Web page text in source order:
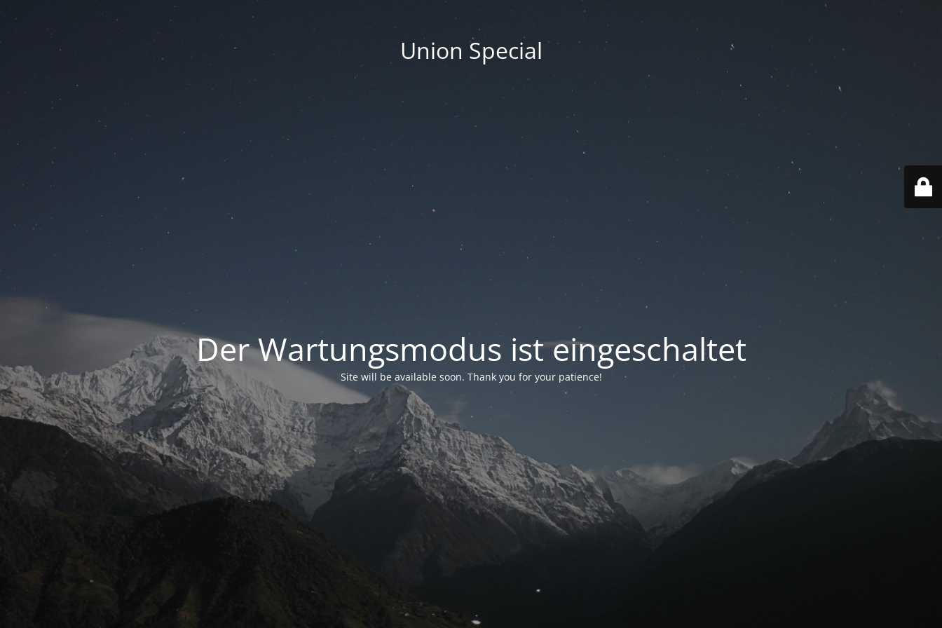
Union Special
Der Wartungsmodus ist eingeschaltet
Site will be available soon. Thank you for your patience!